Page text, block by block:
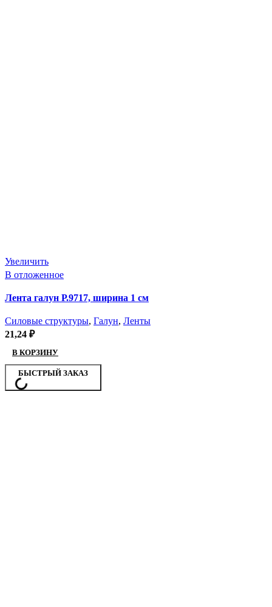
Увеличить
В отложенное
Лента галун Р.9717, ширина 1 см
Силовые структуры, Галун, Ленты
21,24 ₽
В КОРЗИНУ
БЫСТРЫЙ ЗАКАЗ